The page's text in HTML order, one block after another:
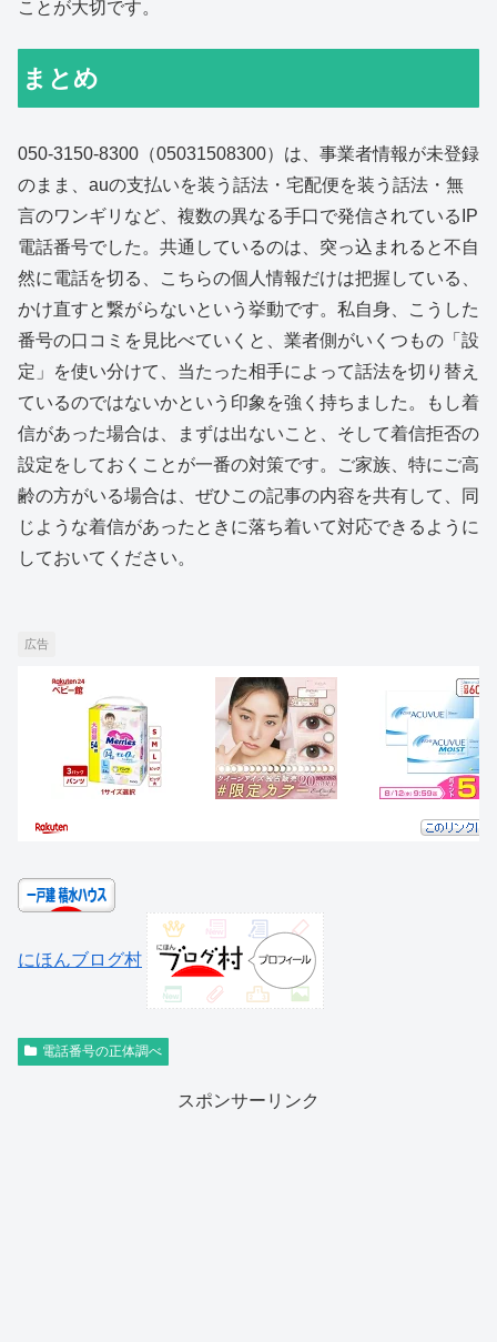
ことが大切です。
まとめ
050-3150-8300（05031508300）は、事業者情報が未登録
のまま、auの支払いを装う話法・宅配便を装う話法・無
言のワンギリなど、複数の異なる手口で発信されているIP
電話番号でした。共通しているのは、突っ込まれると不自
然に電話を切る、こちらの個人情報だけは把握している、
かけ直すと繋がらないという挙動です。私自身、こうした
番号の口コミを見比べていくと、業者側がいくつもの「設
定」を使い分けて、当たった相手によって話法を切り替え
ているのではないかという印象を強く持ちました。もし着
信があった場合は、まずは出ないこと、そして着信拒否の
設定をしておくことが一番の対策です。ご家族、特にご高
齢の方がいる場合は、ぜひこの記事の内容を共有して、同
じような着信があったときに落ち着いて対応できるように
しておいてください。
広告
にほんブログ村
電話番号の正体調べ
スポンサーリンク